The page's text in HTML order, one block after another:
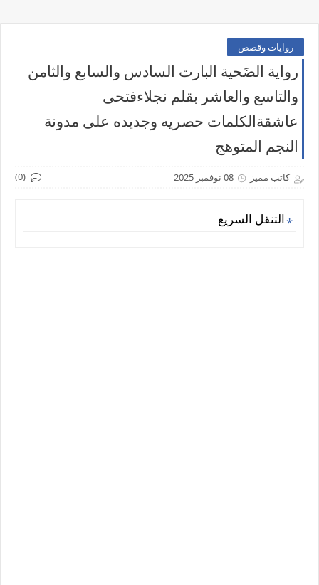
روايات وقصص
رواية الضَحية البارت السادس والسابع والثامن
والتاسع والعاشر بقلم نجلاءفتحى
عاشقةالكلمات حصريه وجديده على مدونة
النجم المتوهج
كاتب مميز 08 نوفمبر 2025 (0)
التنقل السريع